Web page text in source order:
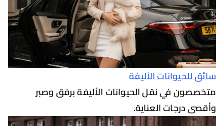
الأليفة
في نقل الحيوانات الأليفة برفق وصبر
درجات العناية.